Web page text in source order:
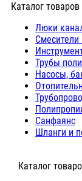
Каталог товаров
Люки
Трубы
Насосы,
Санфаянс
Шланги и
⠀Каталог